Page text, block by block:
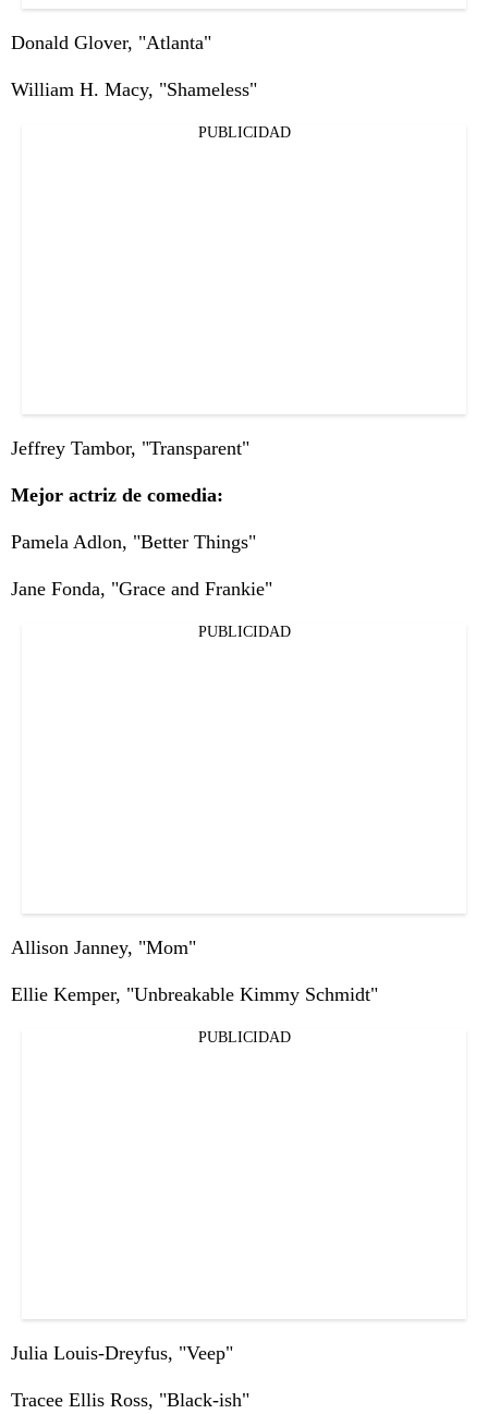
Donald Glover, "Atlanta"
William H. Macy, "Shameless"
PUBLICIDAD
Jeffrey Tambor, "Transparent"
Mejor actriz de comedia:
Pamela Adlon, "Better Things"
Jane Fonda, "Grace and Frankie"
PUBLICIDAD
Allison Janney, "Mom"
Ellie Kemper, "Unbreakable Kimmy Schmidt"
PUBLICIDAD
Julia Louis-Dreyfus, "Veep"
Tracee Ellis Ross, "Black-ish"